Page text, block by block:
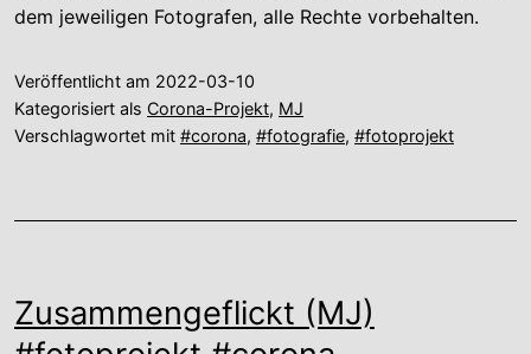
dem jeweiligen Fotografen, alle Rechte vorbehalten.
Veröffentlicht am 2022-03-10
Kategorisiert als Corona-Projekt, MJ
Verschlagwortet mit #corona, #fotografie, #fotoprojekt
Zusammengeflickt (MJ)